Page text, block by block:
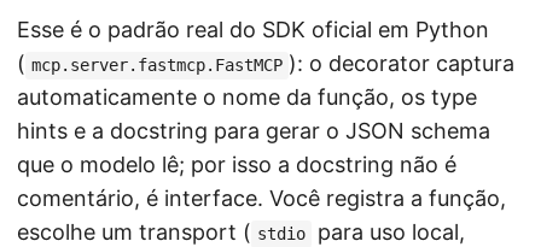
Esse é o padrão real do SDK oficial em Python
( mcp.server.fastmcp.FastMCP ): o decorator captura
automaticamente o nome da função, os type
hints e a docstring para gerar o JSON schema
que o modelo lê; por isso a docstring não é
comentário, é interface. Você registra a função,
escolhe um transport ( stdio para uso local,